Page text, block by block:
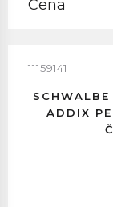
Cena
11159141
ADDIX